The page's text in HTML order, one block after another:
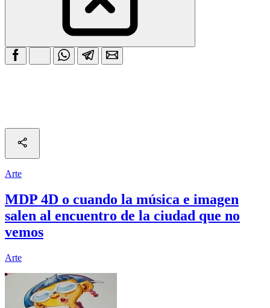
Arte
MDP 4D o cuando la música e imagen
salen al encuentro de la ciudad que no
vemos
Arte